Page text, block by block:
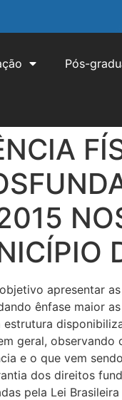
Pós-
apresentar
ênfase maior
estrutura
geral, observando
e o que vem
dos direitos
pela Lei